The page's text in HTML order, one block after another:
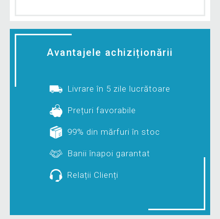
Avantajele achiziționării
Livrare în 5 zile lucrătoare
Prețuri favorabile
99% din mărfuri în stoc
Banii înapoi garantat
Relații Clienți